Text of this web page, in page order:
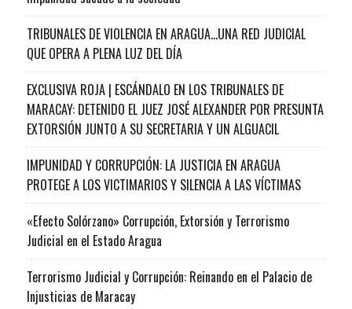
TRIBUNALES DE VIOLENCIA EN ARAGUA…UNA RED JUDICIAL
QUE OPERA A PLENA LUZ DEL DÍA
EXCLUSIVA ROJA | ESCÁNDALO EN LOS TRIBUNALES DE
MARACAY: DETENIDO EL JUEZ JOSÉ ALEXANDER POR PRESUNTA
EXTORSIÓN JUNTO A SU SECRETARIA Y UN ALGUACIL
IMPUNIDAD Y CORRUPCIÓN: LA JUSTICIA EN ARAGUA
PROTEGE A LOS VICTIMARIOS Y SILENCIA A LAS VÍCTIMAS
«Efecto Solórzano» Corrupción, Extorsión y Terrorismo
Judicial en el Estado Aragua
Terrorismo Judicial y Corrupción: Reinando en el Palacio de
Injusticias de Maracay